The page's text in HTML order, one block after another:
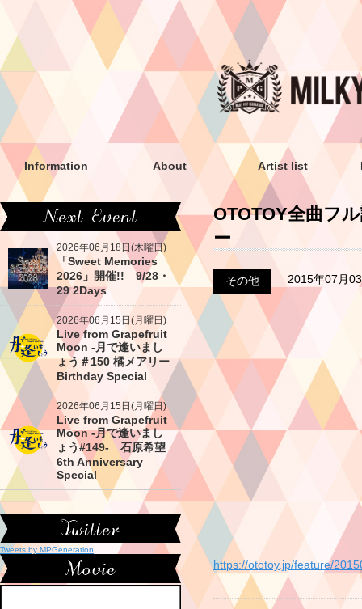
Information About Artist list
OTOTOY全曲フ
ー
その他 2015年07月
https://ototoy.jp/feature/
2026年06月18日(木曜日)
「Sweet Memories
2026」開催!! 9/28・
29 2Days
2026年06月15日(月曜日)
Live from Grapefruit
Moon -月で逢いまし
ょう＃150 橘メアリー
Birthday Special
2026年06月15日(月曜日)
Live from Grapefruit
Moon -月で逢いまし
ょう#149- 石原希望
6th Anniversary
Special
Tweets by MPGeneration